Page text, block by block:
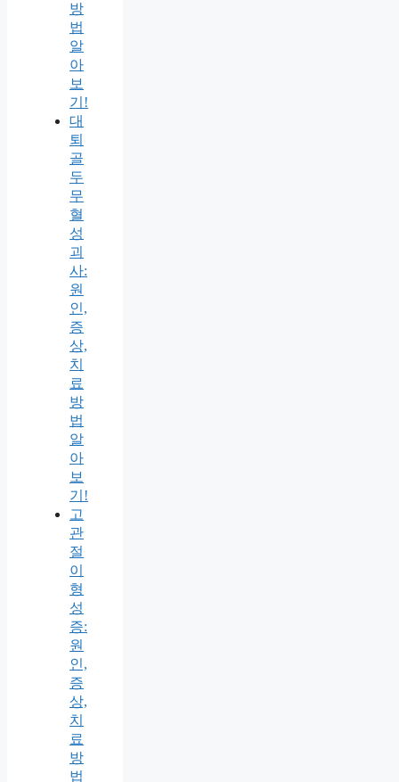
방
법
알
아
보
기!
대
퇴
골
두
무
혈
성
괴
사:
원
인,
증
상,
치
료
방
법
알
아
보
기!
고
관
절
이
형
성
증:
원
인,
증
상,
치
료
방
법